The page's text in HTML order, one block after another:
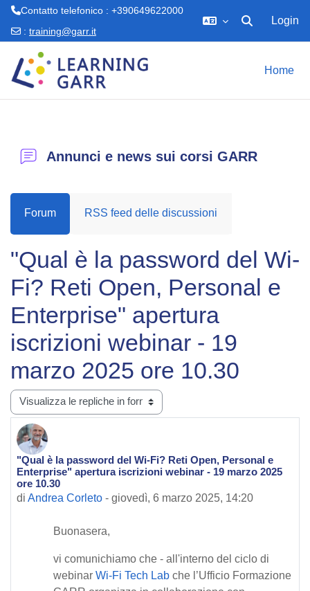
Contatto telefonico : +390649622000
: training@garr.it Attiva/
Login
Home
Annunci e news sui corsi GARR
Forum RSS feed delle discussioni
"Qual è la password del Wi-
Fi? Reti Open, Personal e
Enterprise" apertura
iscrizioni webinar - 19
marzo 2025 ore 10.30
Modalità visualizzazione
"Qual è la password del Wi-Fi? Reti Open, Personal e
Enterprise" apertura iscrizioni webinar - 19 marzo 2025
ore 10.30
di Andrea Corleto - giovedì, 6 marzo 2025, 14:20
Numero di risposte: 0
Buonasera,
vi comunichiamo che - all'interno del ciclo di
webinar Wi-Fi Tech Lab che l’Ufficio Formazione